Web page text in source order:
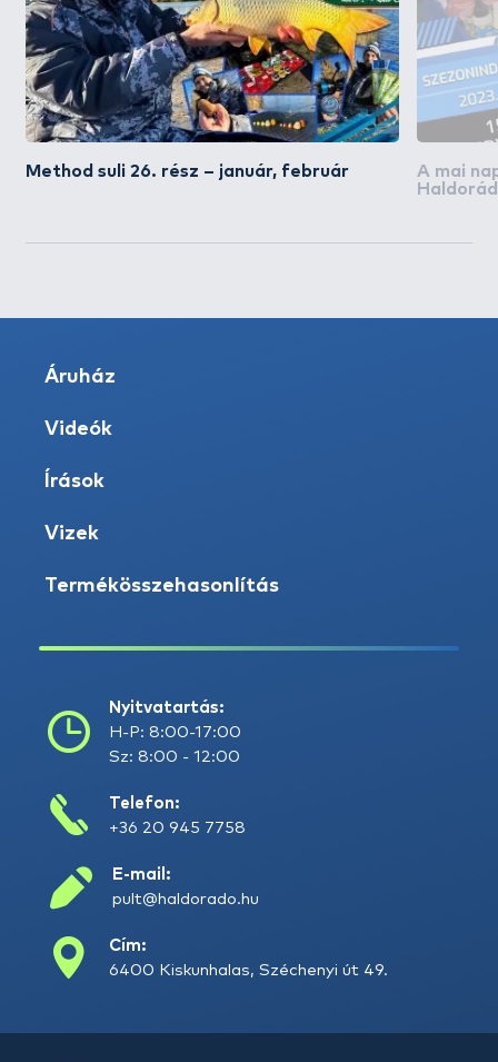
Method suli 26. rész – január, február
A mai
Áruház
Videók
Írások
Vizek
Termékösszehasonlítás
Nyitvatartás:
H-P: 8:00-17:00
Sz: 8:00 - 12:00
Telefon:
+36 20 945 7758
E-mail:
pult@haldorado.hu
Cím:
6400 Kiskunhalas, Széchenyi út 49.